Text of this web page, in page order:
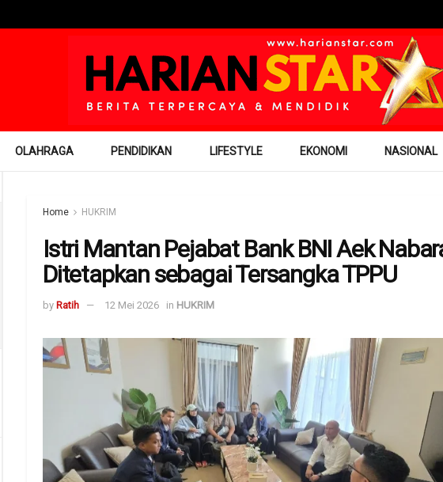
OLAHRAGA PENDIDIKAN LIFESTYLE EKONOMI NASIONAL
Home HUKRIM
Istri Mantan Pejabat Bank BNI Aek
Ditetapkan sebagai Tersangka TPPU
by Ratih 12 Mei 2026 in HUKRIM